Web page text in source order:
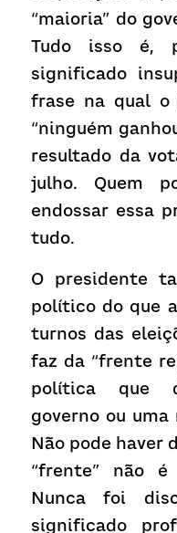
“maioria” do
Tudo isso é,
significado
frase na qual o
“ninguém
resultado da
julho. Quem
endossar essa
tudo.
O presidente
político do que
turnos das
faz da “frente
política que
governo ou
Não pode haver
“frente” não
Nunca foi
significado